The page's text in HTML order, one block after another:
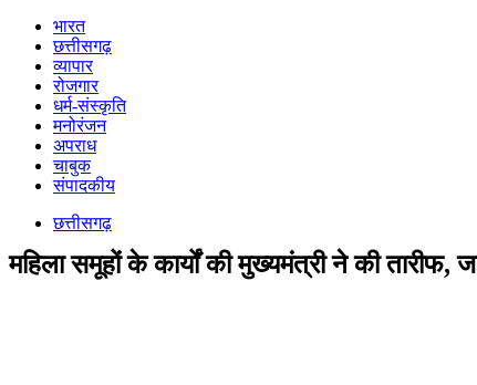
भारत
छत्तीसगढ़
व्यापार
रोजगार
धर्म-संस्कृति
मनोरंजन
अपराध
चाबुक
संपादकीय
छत्तीसगढ़
महिला समूहों के कार्यों की मुख्यमंत्री ने की तारीफ,